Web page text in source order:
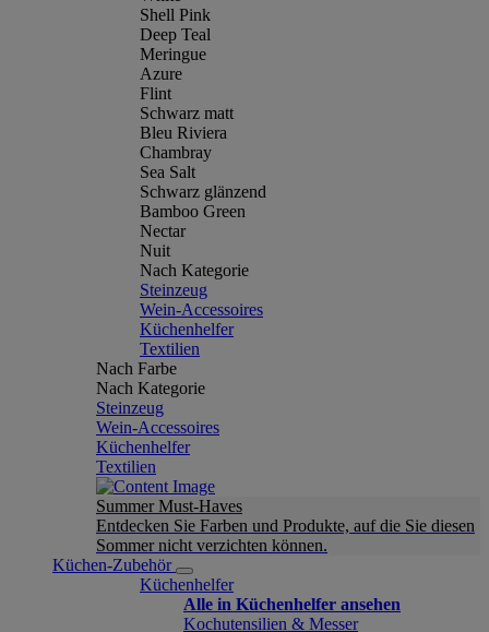
Shell Pink
Deep Teal
Meringue
Azure
Flint
Schwarz matt
Bleu Riviera
Chambray
Sea Salt
Schwarz glänzend
Bamboo Green
Nectar
Nuit
Nach Kategorie
Steinzeug
Wein-Accessoires
Küchenhelfer
Textilien
Nach Farbe
Nach Kategorie
Steinzeug
Wein-Accessoires
Küchenhelfer
Textilien
Summer Must-Haves
Entdecken Sie Farben und Produkte, auf die Sie diesen
Sommer nicht verzichten können.
Küchen-Zubehör
Küchenhelfer
Alle in Küchenhelfer ansehen
Kochutensilien & Messer